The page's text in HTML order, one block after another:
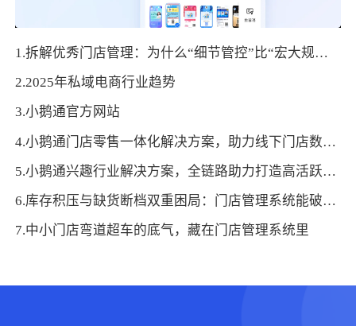
1.拆解优秀门店管理：为什么“细节管控”比“宏大规划”更能留住顾客？
2.2025年私域电商行业趋势
3.小鹅通官方网站
4.小鹅通门店零售一体化解决方案，助力线下门店数字化转型！
5.小鹅通兴趣行业解决方案，全链路助力打造高活跃用户生态！
6.库存积压与缺货断档双重困局：门店管理系统能破局吗？
7.中小门店弯道超车的底气，藏在门店管理系统里